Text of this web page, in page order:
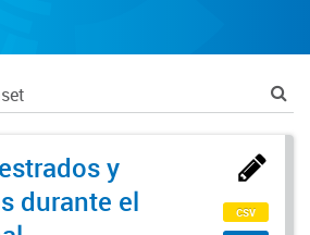
y
durante el
csv